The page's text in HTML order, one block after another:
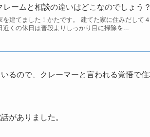
レームと相談の違いはどこなのでしょう
建てました！かたです。 建てた家に住みだして
近くの休日は普段よりしっかり目に掃除を...
るので、クレーマーと言われる覚悟で
がありました。